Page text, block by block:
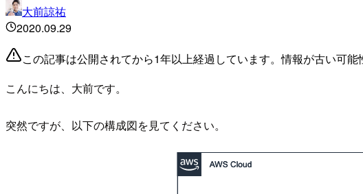
大前諒祐
2020.09.29
この記事は公開されてから1年以上経過しています。情報が古い可能
こんにちは、大前です。
突然ですが、以下の構成図を見てください。